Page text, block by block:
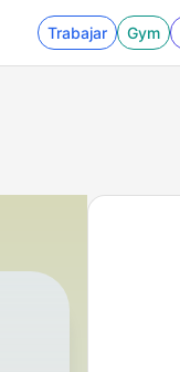
Trabajar Gym